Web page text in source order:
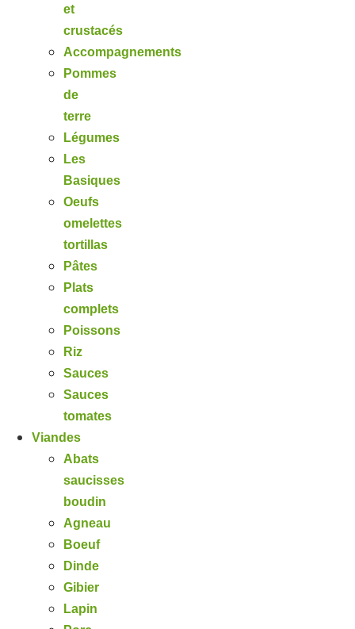
et
crustacés
Accompagnements
Pommes
de
terre
Légumes
Les
Basiques
Oeufs
omelettes
tortillas
Pâtes
Plats
complets
Poissons
Riz
Sauces
Sauces
tomates
Viandes
Abats
saucisses
boudin
Agneau
Boeuf
Dinde
Gibier
Lapin